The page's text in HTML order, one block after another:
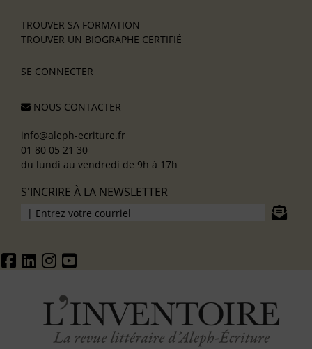
TROUVER SA FORMATION
TROUVER UN BIOGRAPHE CERTIFIÉ
SE CONNECTER
NOUS CONTACTER
info@aleph-ecriture.fr
01 80 05 21 30
du lundi au vendredi de 9h à 17h
S'INCRIRE À LA NEWSLETTER